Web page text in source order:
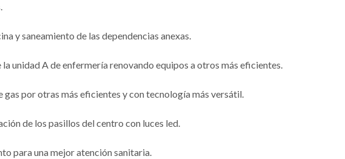
y saneamiento de las dependencias anexas.
unidad A de enfermería renovando equipos a otros más eficientes.
gas por otras más eficientes y con tecnología más versátil.
de los pasillos del centro con luces led.
para una mejor atención sanitaria.